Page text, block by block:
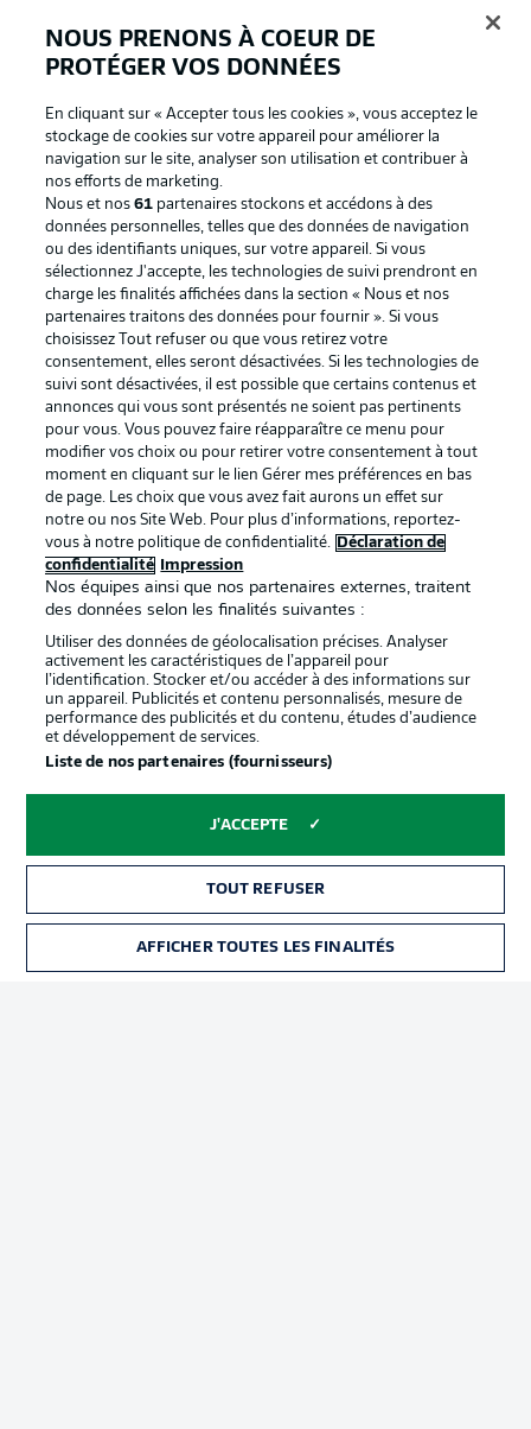
Football as it's meant to be
BUNDESLIGA APP
Proposé par
services
Mentions Légales Gérer mes préférences
Diffuseurs
Travaux Contact
NOUS PRENONS À COEUR DE
PROTÉGER VOS DONNÉES
En cliquant sur « Accepter tous les cookies », vous acceptez le
stockage de cookies sur votre appareil pour améliorer la
navigation sur le site, analyser son utilisation et contribuer à
nos efforts de marketing.
Nous et nos61 partenaires stockons et accédons à des
données personnelles, telles que des données de navigation
ou des identifiants uniques, sur votre appareil. Si vous
sélectionnez J'accepte, les technologies de suivi prendront en
charge les finalités affichées dans la section « Nous et nos
partenaires traitons des données pour fournir ». Si vous
choisissez Tout refuser ou que vous retirez votre
consentement, elles seront désactivées. Si les technologies de
suivi sont désactivées, il est possible que certains contenus et
annonces qui vous sont présentés ne soient pas pertinents
pour vous. Vous pouvez faire réapparaître ce menu pour
modifier vos choix ou pour retirer votre consentement à tout
moment en cliquant sur le lien Gérer mes préférences en bas
de page. Les choix que vous avez fait aurons un effet sur
notre ou nos Site Web. Pour plus d’informations, reportez-
vous à notre politique de confidentialité.
Déclaration de
confidentialité
Impression
Nos équipes ainsi que nos partenaires externes, traitent
des données selon les finalités suivantes :
Utiliser des données de géolocalisation précises. Analyser
activement les caractéristiques de l’appareil pour
l’identification. Stocker et/ou accéder à des informations sur
un appareil. Publicités et contenu personnalisés, mesure de
performance des publicités et du contenu, études d’audience
et développement de services.
Liste de nos partenaires (fournisseurs)
J'ACCEPTE
TOUT REFUSER
AFFICHER TOUTES LES FINALITÉS